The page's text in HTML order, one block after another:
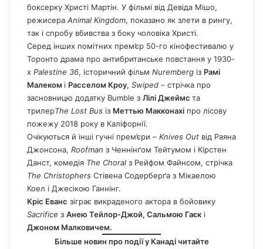
боксерку Христі Мартін. У фільмі від Девіда Мішо,
режисера Animal Kingdom, показано як злети в рингу,
так і спробу вбивства з боку чоловіка Христі.
Серед інших помітних прем’єр 50-го кінофестивалю у
Торонто драма про антибританське повстання у 1930-
х Palestine 36, історичний фільм Nuremberg із Рамі
Малеком і Расселом Кроу, Swiped – стрічка про
засновницю додатку Bumble з Лілі Джеймс та
трилерThe Lost Bus із Меттью Макконахі про лісову
пожежу 2018 року в Каліфорнії.
Очікуються й інші гучні прем’єри – Knives Out від Раяна
Джонсона, Roofman з Ченнінґом Тейтумом і Кірстен
Данст, комедія The Choral з Рейфом Файнсом, стрічка
The Christophers Стівена Содерберґа з Мікаелою
Коел і Джесікою Ганнінг.
Кріс Еванс зіграє викраденого актора в бойовику
Sacrifice з Анею Тейлор-Джой, Сальмою Гаєк і
Джоном Малковичем.
Більше новин про події у Канаді читайте